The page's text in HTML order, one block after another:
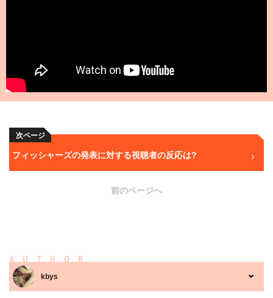
次ページ
フィッシャーズの発表に対する視聴者の反応は?
前のページへ
AUTHOR
kbys